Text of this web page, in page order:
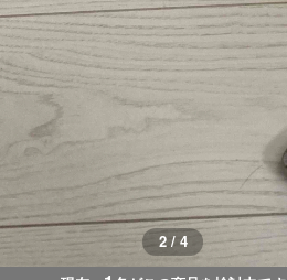
3 / 4